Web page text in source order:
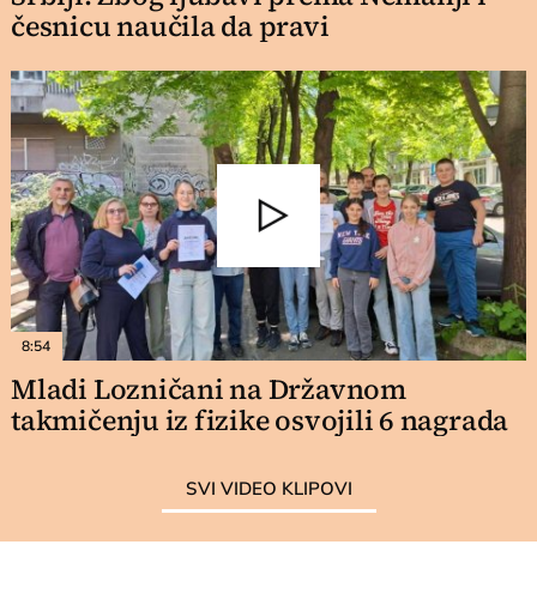
česnicu naučila da pravi
8:54
Mladi Lozničani na Državnom
takmičenju iz fizike osvojili 6 nagrada
SVI VIDEO KLIPOVI